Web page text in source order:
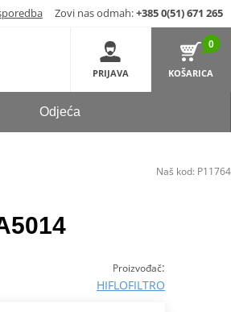
Zovi nas odmah:+385 0(51) 671 265
PRIJAVA
0
KOŠARICA
Odjeća
Proizvođač:
HIFLOFILTRO
Naš kod: P11764